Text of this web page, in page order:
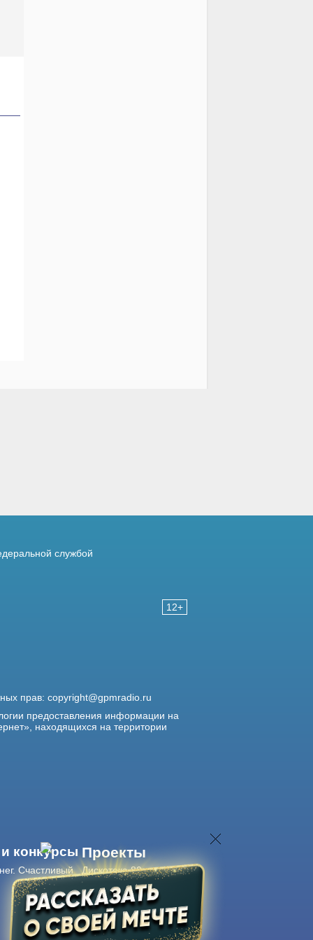
12+
службой
прав: copyright@gpmradio.ru
предоставления информации на
находящихся на территории
конкурсы
Счастливый
Проекты
Дискотека 80-х
Живые концерты
Журнал Авторадио
Авторадиов смартфоне